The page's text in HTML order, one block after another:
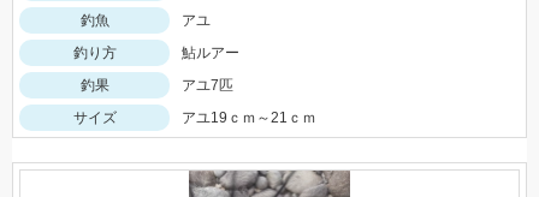
釣魚
アユ
釣り方
鮎ルアー
釣果
アユ7匹
サイズ
アユ19ｃｍ～21ｃｍ